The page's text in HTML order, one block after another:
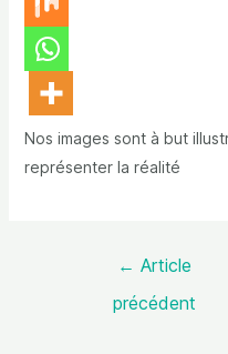
Nos images sont à but
représenter la réalité
← Article
précédent